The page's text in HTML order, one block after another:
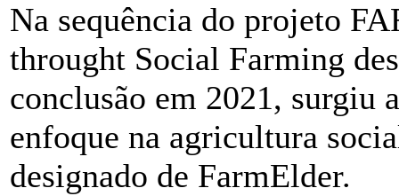
Na sequência do projeto
throught Social Farming
conclusão em 2021, surgiu
enfoque na agricultura
designado de FarmElder.